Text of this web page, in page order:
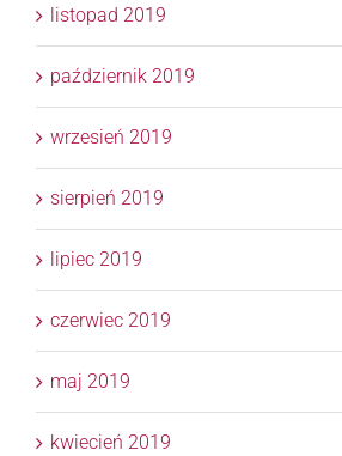
listopad 2019
październik 2019
wrzesień 2019
sierpień 2019
lipiec 2019
czerwiec 2019
maj 2019
kwiecień 2019